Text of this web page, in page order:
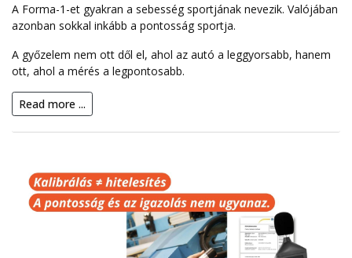
A Forma-1-et gyakran a sebesség sportjának nevezik. Valójában
azonban sokkal inkább a pontosság sportja.
A győzelem nem ott dől el, ahol az autó a leggyorsabb, hanem
ott, ahol a mérés a legpontosabb.
Read more ...